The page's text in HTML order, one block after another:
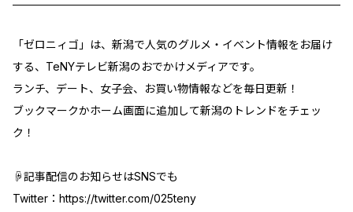
「ゼロニィゴ」は、新潟で人気のグルメ・イベント情報をお届け
する、TeNYテレビ新潟のおでかけメディアです。
ランチ、デート、女子会、お買い物情報などを毎日更新！
ブックマークかホーム画面に追加して新潟のトレンドをチェッ
ク！
☟記事配信のお知らせはSNSでも
Twitter： https://twitter.com/025teny